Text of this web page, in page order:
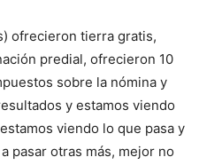
ofrecieron tierra gratis,
predial, ofrecieron 10
sobre la nómina y
y estamos viendo
viendo lo que pasa y
pasar otras más, mejor no